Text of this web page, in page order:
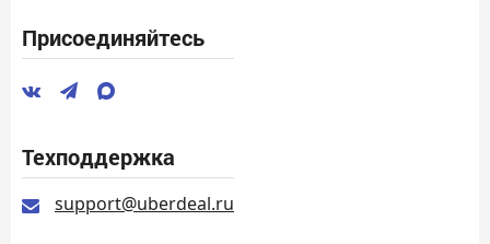
Присоединяйтесь
Техподдержка
support@uberdeal.ru